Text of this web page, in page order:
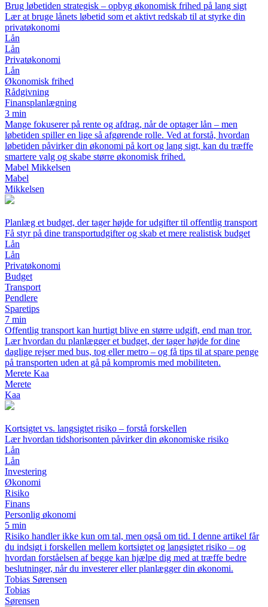
Brug løbetiden strategisk – opbyg økonomisk frihed på lang sigt
Lær at bruge lånets løbetid som et aktivt redskab til at styrke din
privatøkonomi
Lån
Lån
Privatøkonomi
Lån
Økonomisk frihed
Rådgivning
Finansplanlægning
3 min
Mange fokuserer på rente og afdrag, når de optager lån – men
løbetiden spiller en lige så afgørende rolle. Ved at forstå, hvordan
løbetiden påvirker din økonomi på kort og lang sigt, kan du træffe
smartere valg og skabe større økonomisk frihed.
Mabel Mikkelsen
Mabel
Mikkelsen
Planlæg et budget, der tager højde for udgifter til offentlig transport
Få styr på dine transportudgifter og skab et mere realistisk budget
Lån
Lån
Privatøkonomi
Budget
Transport
Pendlere
Sparetips
7 min
Offentlig transport kan hurtigt blive en større udgift, end man tror.
Lær hvordan du planlægger et budget, der tager højde for dine
daglige rejser med bus, tog eller metro – og få tips til at spare penge
på transporten uden at gå på kompromis med mobiliteten.
Merete Kaa
Merete
Kaa
Kortsigtet vs. langsigtet risiko – forstå forskellen
Lær hvordan tidshorisonten påvirker din økonomiske risiko
Lån
Lån
Investering
Økonomi
Risiko
Finans
Personlig økonomi
5 min
Risiko handler ikke kun om tal, men også om tid. I denne artikel får
du indsigt i forskellen mellem kortsigtet og langsigtet risiko – og
hvordan forståelsen af begge kan hjælpe dig med at træffe bedre
beslutninger, når du investerer eller planlægger din økonomi.
Tobias Sørensen
Tobias
Sørensen